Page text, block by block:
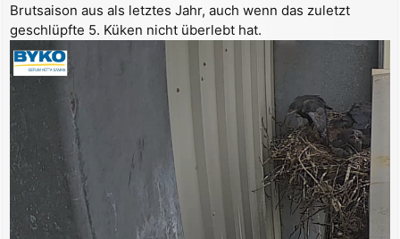
Brutsaison aus als letztes Jahr, auch wenn das zuletzt
geschlüpfte 5. Küken nicht überlebt hat.